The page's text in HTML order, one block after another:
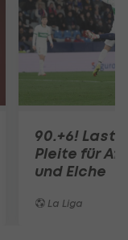
90.+6!
Pleite für
und Elche
La Liga